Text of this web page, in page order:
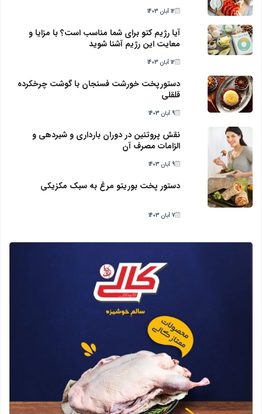
12 آبان 1403
آیا رژیم کتو برای شما مناسب است؟ با مزایا و
معایت این رژیم آشنا شوید
12 آبان 1403
دستورپخت خورشت فسنجان با گوشت چرخکرده
قلقلی
9 آبان 1403
نقش پروتئین در دوران بارداری و شیردهی و
الزامات مصرف آن
9 آبان 1403
دستور پخت بوریتو مرغ به سبک مکزیکی
7 آبان 1403